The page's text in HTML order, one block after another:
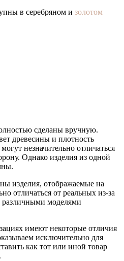
в серебряном и золотом
сделаны вручную.
древесины и плотность
незначительно отличаться
Однако изделия из одной
изделия, отображаемые на
отличаться от реальных из-за
различными моделями
имеют некоторые отличия
исключительно для
как тот или иной товар